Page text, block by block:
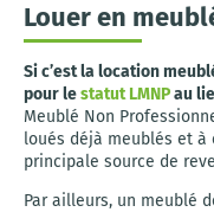
Louer en
Si c’est la location
pour lestatut LMNPau
Meublé Non
loués déjà meublés et
principale source de
Par ailleurs, un meublé